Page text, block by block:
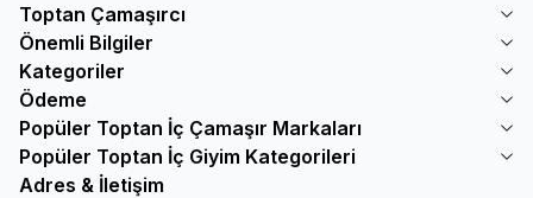
Toptan Çamaşırcı
Önemli Bilgiler
Kategoriler
Ödeme
Popüler Toptan İç Çamaşır Markaları
Popüler Toptan İç Giyim Kategorileri
Adres & İletişim